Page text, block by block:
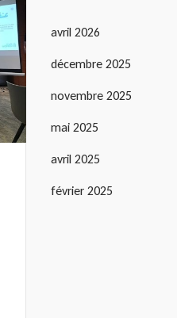
avril 2026
décembre 2025
novembre 2025
mai 2025
avril 2025
février 2025